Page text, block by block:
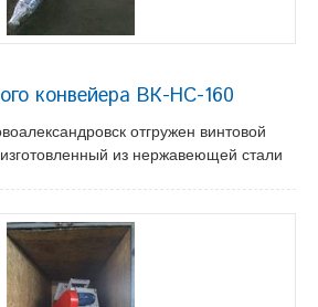
конвейера ВК-НС-160
отгружен винтовой
из нержавеющей стали